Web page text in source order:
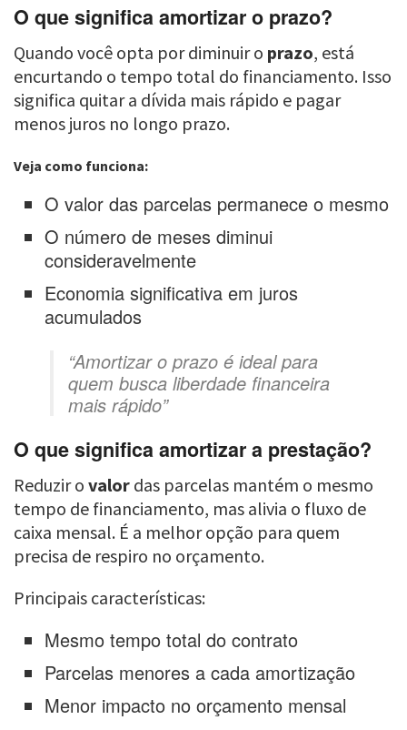
O que significa amortizar o prazo?
Quando você opta por diminuir o prazo, está
encurtando o tempo total do financiamento. Isso
significa quitar a dívida mais rápido e pagar
menos juros no longo prazo.
Veja como funciona:
O valor das parcelas permanece o mesmo
O número de meses diminui
consideravelmente
Economia significativa em juros
acumulados
“Amortizar o prazo é ideal para
quem busca liberdade financeira
mais rápido”
O que significa amortizar a prestação?
Reduzir o valor das parcelas mantém o mesmo
tempo de financiamento, mas alivia o fluxo de
caixa mensal. É a melhor opção para quem
precisa de respiro no orçamento.
Principais características:
Mesmo tempo total do contrato
Parcelas menores a cada amortização
Menor impacto no orçamento mensal